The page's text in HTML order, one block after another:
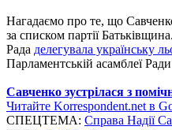
Нагадаємо про те, що
за списком партії
Рада делегувала українську
Парламентській асамблеї
Савченко зустрілася з
Читайте Korrespondent.net в
СПЕЦТЕМА: Справа Надії